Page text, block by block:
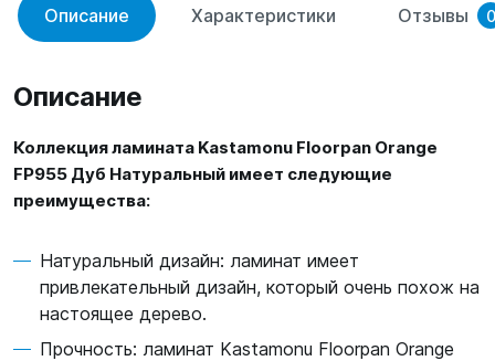
Описание Характеристики Отзывы 0
Описание
Коллекция ламината Kastamonu Floorpan Orange
FP955 Дуб Натуральный имеет следующие
преимущества:
Натуральный дизайн: ламинат имеет
привлекательный дизайн, который очень похож на
настоящее дерево.
Прочность: ламинат Kastamonu Floorpan Orange